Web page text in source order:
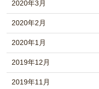
2020年3月
2020年2月
2020年1月
2019年12月
2019年11月